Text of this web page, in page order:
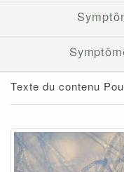
Texte du contenu